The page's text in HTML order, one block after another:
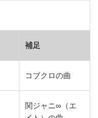
補足
コブクロの曲
関ジャニ∞（エ